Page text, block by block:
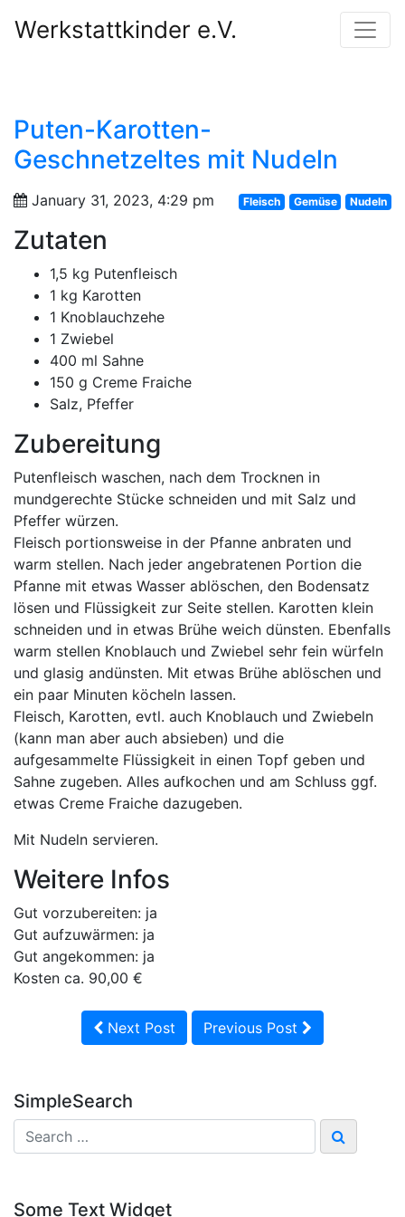
Werkstattkinder e.V.
Puten-Karotten-
Geschnetzeltes mit Nudeln
January 31, 2023, 4:29 pm Fleisch Gemüse Nudeln
Zutaten
1,5 kg Putenfleisch
1 kg Karotten
1 Knoblauchzehe
1 Zwiebel
400 ml Sahne
150 g Creme Fraiche
Salz, Pfeffer
Zubereitung
Putenfleisch waschen, nach dem Trocknen in
mundgerechte Stücke schneiden und mit Salz und
Pfeffer würzen.
Fleisch portionsweise in der Pfanne anbraten und
warm stellen. Nach jeder angebratenen Portion die
Pfanne mit etwas Wasser ablöschen, den Bodensatz
lösen und Flüssigkeit zur Seite stellen. Karotten klein
schneiden und in etwas Brühe weich dünsten. Ebenfalls
warm stellen Knoblauch und Zwiebel sehr fein würfeln
und glasig andünsten. Mit etwas Brühe ablöschen und
ein paar Minuten köcheln lassen.
Fleisch, Karotten, evtl. auch Knoblauch und Zwiebeln
(kann man aber auch absieben) und die
aufgesammelte Flüssigkeit in einen Topf geben und
Sahne zugeben. Alles aufkochen und am Schluss ggf.
etwas Creme Fraiche dazugeben.
Mit Nudeln servieren.
Weitere Infos
Gut vorzubereiten: ja
Gut aufzuwärmen: ja
Gut angekommen: ja
Kosten ca. 90,00 €
Next Post Previous Post
SimpleSearch
Some Text Widget